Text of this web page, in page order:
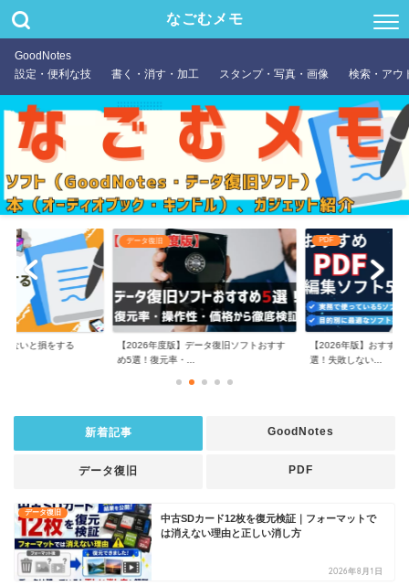
なごむメモ
GoodNotes
設定・便利な技
書く・消す・加工 スタンプ・写真・画像 検索・アウ
ないと損をする
データ復旧
【2026年度版】データ復旧ソフトおすす
め5選！復元率・...
PDF
【2026年版】おすす
選！失敗しない...
新着記事 GoodNotes
データ復旧 PDF
データ復旧
中古SDカード12枚を復元検証｜フォーマットで
は消えない理由と正しい消し方
2026年8月1日